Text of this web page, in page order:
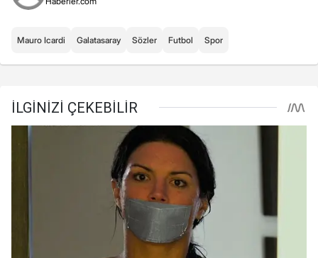
Mauro Icardi Galatasaray Sözler Futbol Spor